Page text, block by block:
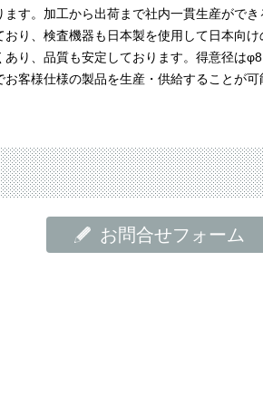
す。加工から出荷まで社内一貫生産ができ
り、検査機器も日本製を使用して日本向け
り、品質も安定しております。得意径はφ8
客様仕様の製品を生産・供給することが可
お問合せフォーム